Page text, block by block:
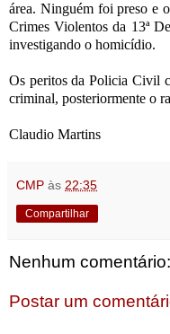
área. Ninguém foi preso e
Crimes Violentos da 13ª
investigando o homicídio.
Os peritos da Policia Civil
criminal, posteriormente o
Claudio Martins
CMP às 22:35
Compartilhar
Nenhum comentário:
Postar um